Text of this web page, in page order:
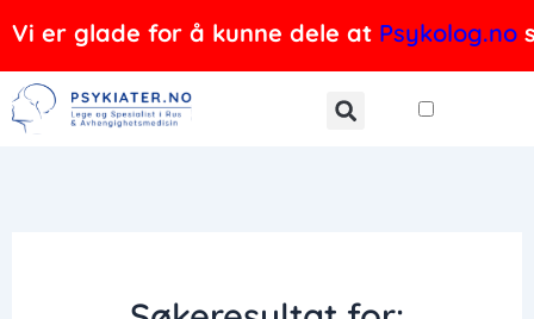
Hopp
til
innholdet
Vi er glade for å kunne dele at Psykolog.no